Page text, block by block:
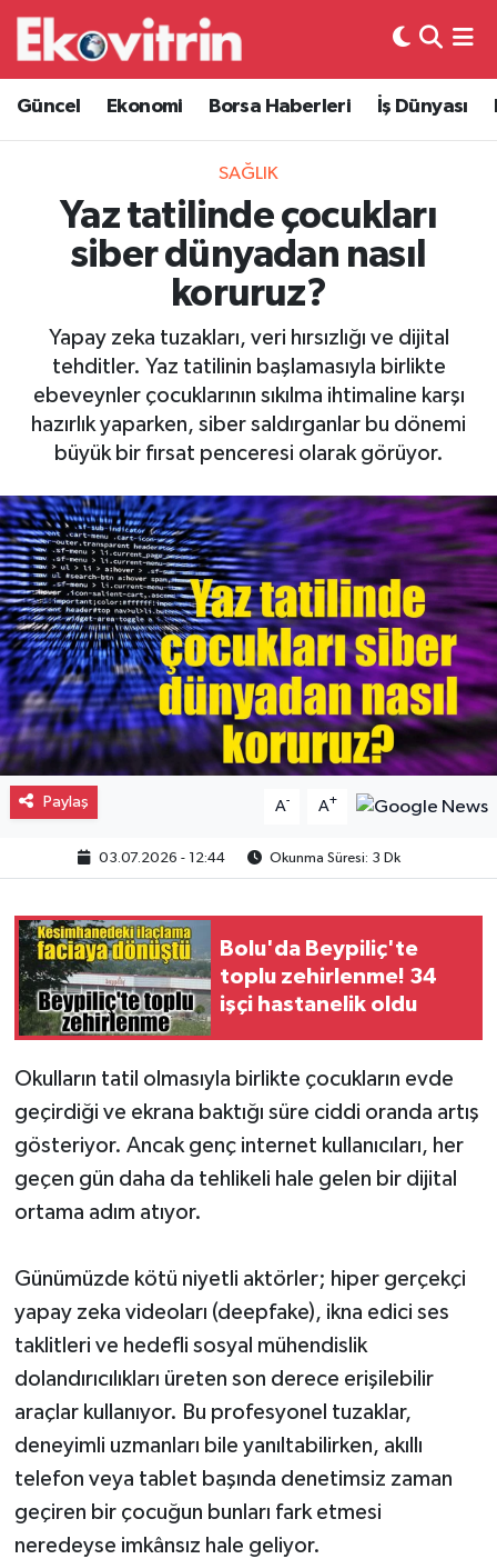
Güncel Ekonomi Borsa Haberleri İş Dünyası
SAĞLIK
Yaz tatilinde çocukları
siber dünyadan nasıl
koruruz?
Yapay zeka tuzakları, veri hırsızlığı ve dijital
tehditler. Yaz tatilinin başlamasıyla birlikte
ebeveynler çocuklarının sıkılma ihtimaline karşı
hazırlık yaparken, siber saldırganlar bu dönemi
büyük bir fırsat penceresi olarak görüyor.
Paylaş A- A+
03.07.2026 - 12:44 Okunma Süresi: 3 Dk
Bolu'da Beypiliç'te
toplu zehirlenme! 34
işçi hastanelik oldu
Okulların tatil olmasıyla birlikte çocukların evde
geçirdiği ve ekrana baktığı süre ciddi oranda artış
gösteriyor. Ancak genç internet kullanıcıları, her
geçen gün daha da tehlikeli hale gelen bir dijital
ortama adım atıyor.
Günümüzde kötü niyetli aktörler; hiper gerçekçi
yapay zeka videoları (deepfake), ikna edici ses
taklitleri ve hedefli sosyal mühendislik
dolandırıcılıkları üreten son derece erişilebilir
araçlar kullanıyor. Bu profesyonel tuzaklar,
deneyimli uzmanları bile yanıltabilirken, akıllı
telefon veya tablet başında denetimsiz zaman
geçiren bir çocuğun bunları fark etmesi
neredeyse imkânsız hale geliyor.
Güncel
Ekonomi
Borsa Haberleri
İş Dünyası
Otovitrin
Asayiş
Gayrimenkul
Spor
Eğitim
Hava Durumu
Trafik Durumu
Süper Lig Puan Durumu ve Fikstür
Tüm Manşetler
Son Dakika Haberleri
Haber Arşivi